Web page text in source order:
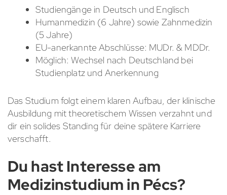
Studiengänge in Deutsch und Englisch
Humanmedizin (6 Jahre) sowie Zahnmedizin
(5 Jahre)
EU-anerkannte Abschlüsse: MUDr. & MDDr.
Möglich: Wechsel nach Deutschland bei
Studienplatz und Anerkennung
Das Studium folgt einem klaren Aufbau, der klinische
Ausbildung mit theoretischem Wissen verzahnt und
dir ein solides Standing für deine spätere Karriere
verschafft.
Du hast Interesse am
Medizinstudium in Pécs?